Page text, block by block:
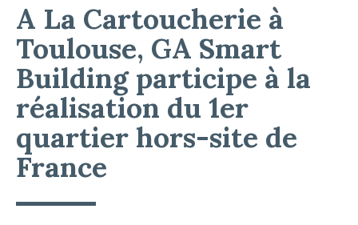
A La Cartoucherie à
Toulouse, GA Smart
Building participe à la
réalisation du 1er
quartier hors-site de
France